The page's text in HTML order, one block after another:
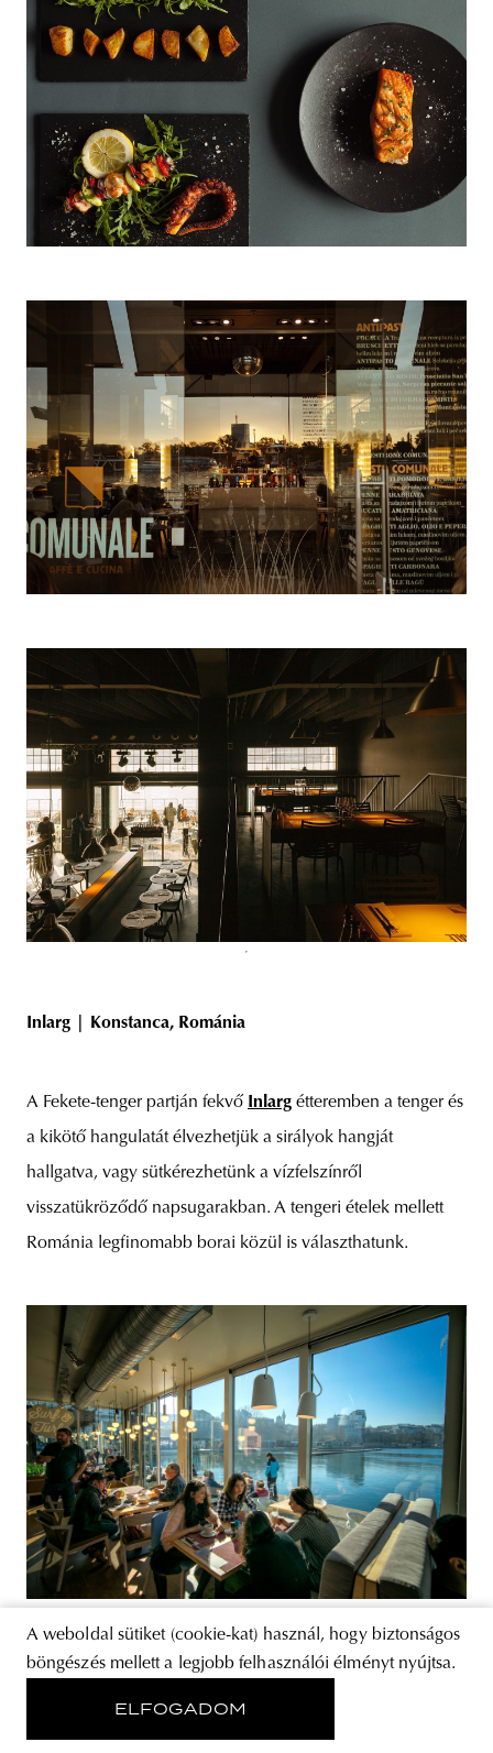
Inlarg | Konstanca, Románia
A Fekete-tenger partján fekvő Inlarg étteremben a tenger és
a kikötő hangulatát élvezhetjük a sirályok hangját
hallgatva, vagy sütkérezhetünk a vízfelszínről
visszatükröződő napsugarakban. A tengeri ételek mellett
Románia legfinomabb borai közül is választhatunk.
A weboldal sütiket (cookie-kat) használ, hogy biztonságos
böngészés mellett a legjobb felhasználói élményt nyújtsa.
ELFOGADOM